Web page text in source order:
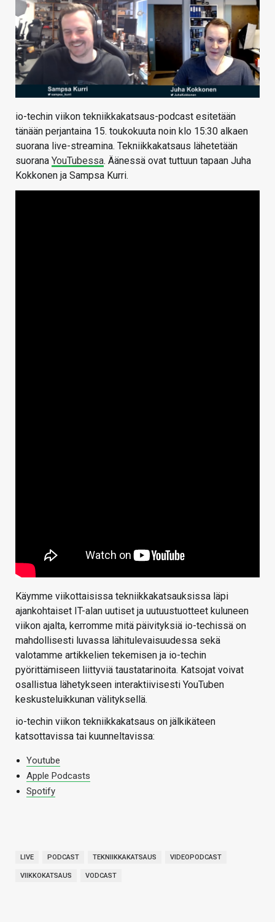
HAKU
io-techin viikon tekniikkakatsaus-podcast esitetään
tänään perjantaina 15. toukokuuta noin klo 15:30 alkaen
suorana live-streamina. Tekniikkakatsaus lähetetään
suorana YouTubessa. Äänessä ovat tuttuun tapaan Juha
Kokkonen ja Sampsa Kurri.
Käymme viikottaisissa tekniikkakatsauksissa läpi
ajankohtaiset IT-alan uutiset ja uutuustuotteet kuluneen
viikon ajalta, kerromme mitä päivityksiä io-techissä on
mahdollisesti luvassa lähitulevaisuudessa sekä
valotamme artikkelien tekemisen ja io-techin
pyörittämiseen liittyviä taustatarinoita. Katsojat voivat
osallistua lähetykseen interaktiivisesti YouTuben
keskusteluikkunan välityksellä.
io-techin viikon tekniikkakatsaus on jälkikäteen
katsottavissa tai kuunneltavissa:
Youtube
Apple Podcasts
Spotify
LIVE PODCAST TEKNIIKKAKATSAUS VIDEOPODCAST
VIIKKOKATSAUS VODCAST